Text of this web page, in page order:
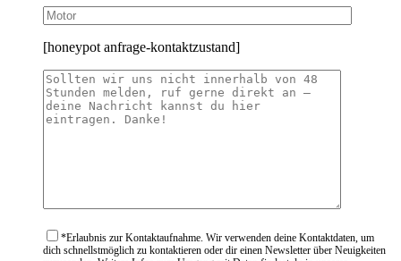
[honeypot anfrage-kontaktzustand]
*Erlaubnis zur Kontaktaufnahme. Wir verwenden deine Kontaktdaten, um
dich schnellstmöglich zu kontaktieren oder dir einen Newsletter über Neuigkeiten